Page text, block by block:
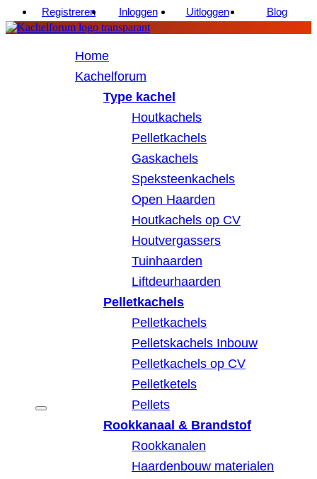
Registreren Inloggen Uitloggen Blog
Home
Kachelforum
Type kachel
Houtkachels
Pelletkachels
Gaskachels
Speksteenkachels
Open Haarden
Houtkachels op CV
Houtvergassers
Tuinhaarden
Liftdeurhaarden
Pelletkachels
Pelletkachels
Pelletskachels Inbouw
Pelletkachels op CV
Pelletketels
Pellets
Rookkanaal & Brandstof
Rookkanalen
Haardenbouw materialen